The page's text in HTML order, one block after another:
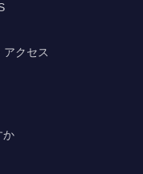
アクセス
か